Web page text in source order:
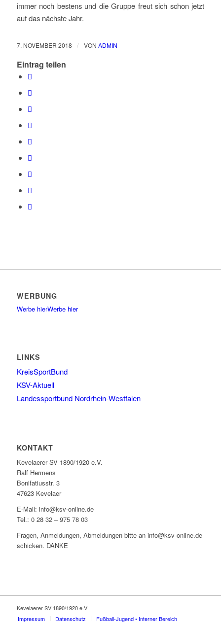
immer noch bestens und die Gruppe freut sich schon jetzt
auf das nächste Jahr.
7. NOVEMBER 2018 / VON ADMIN
Eintrag teilen
WERBUNG
Werbe hierWerbe hier
LINKS
KreisSportBund
KSV-Aktuell
Landessportbund Nordrhein-Westfalen
KONTAKT
Kevelaerer SV 1890/1920 e.V.
Ralf Hermens
Bonifatiusstr. 3
47623 Kevelaer
E-Mail: info@ksv-online.de
Tel.: 0 28 32 – 975 78 03
Fragen, Anmeldungen, Abmeldungen bitte an info@ksv-online.de
schicken. DANKE
Kevelaerer SV 1890/1920 e.V
Impressum
Datenschutz Fußball-Jugend • Interner Bereich